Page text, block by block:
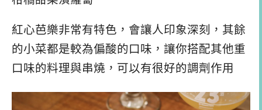
紅心芭樂非常有特色，會讓人印象深刻，其餘
的小菜都是較為偏酸的口味，讓你搭配其他重
口味的料理與串燒，可以有很好的調劑作用